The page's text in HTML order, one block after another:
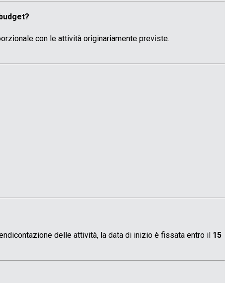
con le attività originariamente previste.
delle attività, la data di inizio è fissata entro il 15